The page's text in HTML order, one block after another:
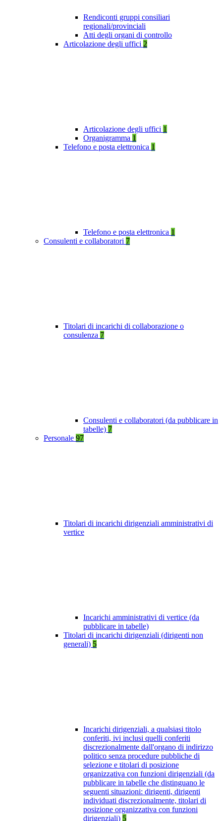
Rendiconti gruppi consiliari
regionali/provinciali
Atti degli organi di controllo
Articolazione degli uffici 2
Articolazione degli uffici 1
Organigramma 1
Telefono e posta elettronica 1
Telefono e posta elettronica 1
Consulenti e collaboratori 7
Titolari di incarichi di collaborazione o
consulenza 7
Consulenti e collaboratori (da pubblicare in
tabelle) 7
Personale 97
Titolari di incarichi dirigenziali amministrativi di
vertice
Incarichi amministrativi di vertice (da
pubblicare in tabelle)
Titolari di incarichi dirigenziali (dirigenti non
generali) 5
Incarichi dirigenziali, a qualsiasi titolo
conferiti, ivi inclusi quelli conferiti
discrezionalmente dall'organo di indirizzo
politico senza procedure pubbliche di
selezione e titolari di posizione
organizzativa con funzioni dirigenziali (da
pubblicare in tabelle che distinguano le
seguenti situazioni: dirigenti, dirigenti
individuati discrezionalmente, titolari di
posizione organizzativa con funzioni
dirigenziali) 5